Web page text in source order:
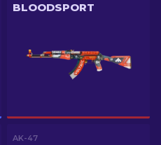
BLOODSPORT
AK-47